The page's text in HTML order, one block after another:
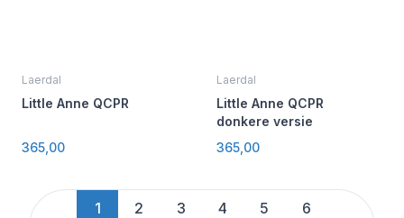
Laerdal
Little Anne QCPR
365,00
Laerdal
Little Anne QCPR
donkere versie
365,00
1 2 3 4 5
6